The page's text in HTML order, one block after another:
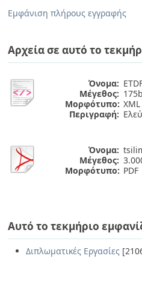
Εμφάνιση πλήρους εγγραφής
Αρχεία σε αυτό το
Όνομα:
Μέγεθος:
Μορφότυπο: XML
Περιγραφή:
Όνομα:
Μέγεθος:
Μορφότυπο: PDF
Αυτό το τεκμήριο
Διπλωματικές Εργασίες